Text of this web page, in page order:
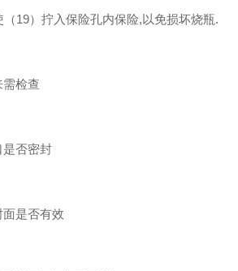
19）拧入保险孔内保险,以免损坏烧瓶.
检查
否密封
是否有效